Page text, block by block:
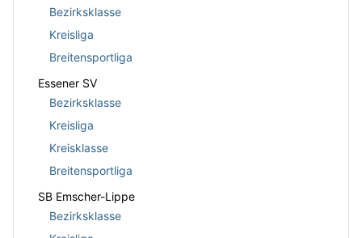
Bezirksklasse
Kreisliga
Breitensportliga
Essener SV
Bezirksklasse
Kreisliga
Kreisklasse
Breitensportliga
SB Emscher-Lippe
Bezirksklasse